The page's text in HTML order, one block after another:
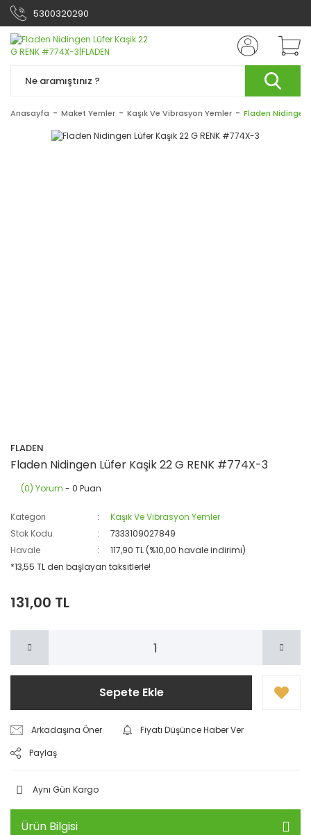
5300320290
Anasayfa Maket Yemler Kaşık Ve Vibrasyon Yemler Fladen Nidingen
FLADEN
Fladen Nidingen Lüfer Kaşik 22 G RENK #774X-3
(0) Yorum - 0 Puan
Kategori
Kaşık Ve Vibrasyon Yemler
Stok Kodu
7333109027849
Havale
117,90 TL (%10,00 havale indirimi)
*13,55 TL den başlayan taksitlerle!
131,00 TL
Sepete Ekle
Arkadaşına Öner
Fiyatı Düşünce Haber Ver
Paylaş
Aynı Gün Kargo
Ürün Bilgisi